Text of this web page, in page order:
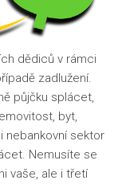
dědiců v rámci
zadlužení.
půjčku splácet,
byt,
nebankovní sektor
Nemusíte se
vaše, ale i třetí